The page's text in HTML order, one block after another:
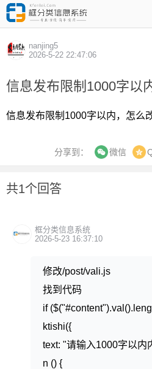
nanjing5
2026-5-22 22:47:06
信息发布限制1000字以
信息发布限制1000字以内，怎么
分享到： 微信
共1个回答
框分类信息系统
2026-5-23 16:37:10
修改/post/vali.js
找到代码
if
ktishi({
text: "请输入1000字以内
n () {